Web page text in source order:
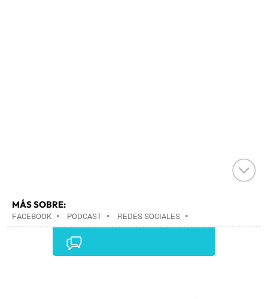
MÁS SOBRE:
FACEBOOK • PODCAST • REDES SOCIALES •
ARCHIVOS MULTIMEDIA•INTERNET•EMPRESAS
•TELECOMUNICACIONES
COMUNICACIONES•